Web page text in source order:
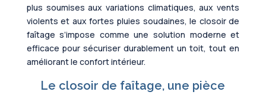
plus soumises aux variations climatiques, aux vents
violents et aux fortes pluies soudaines, le closoir de
faîtage s’impose comme une solution moderne et
efficace pour sécuriser durablement un toit, tout en
améliorant le confort intérieur.
Le closoir de faîtage, une pièce